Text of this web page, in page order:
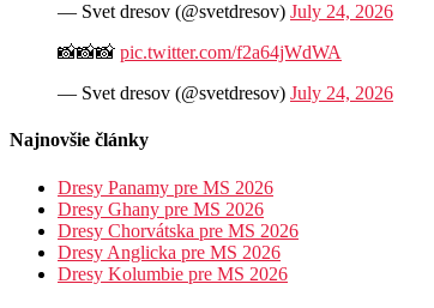
— Svet dresov (@svetdresov) July 24, 2026
📸📸📸 pic.twitter.com/f2a64jWdWA
— Svet dresov (@svetdresov) July 24, 2026
Najnovšie články
Dresy Panamy pre MS 2026
Dresy Ghany pre MS 2026
Dresy Chorvátska pre MS 2026
Dresy Anglicka pre MS 2026
Dresy Kolumbie pre MS 2026